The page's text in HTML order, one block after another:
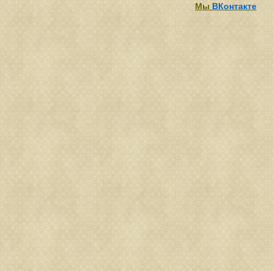
Мы ВКонтакте